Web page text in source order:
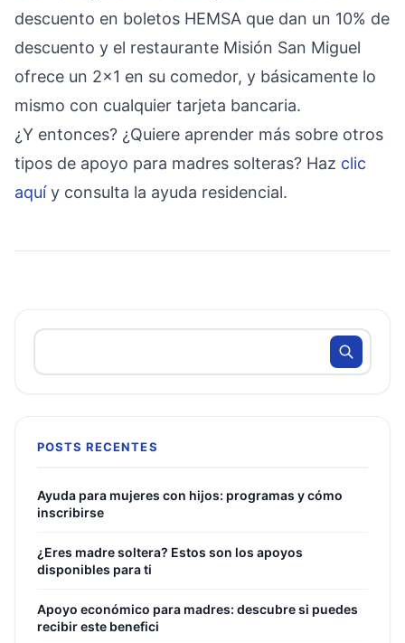
descuento en boletos HEMSA que dan un 10% de
descuento y el restaurante Misión San Miguel
ofrece un 2×1 en su comedor, y básicamente lo
mismo con cualquier tarjeta bancaria.
¿Y entonces? ¿Quiere aprender más sobre otros
tipos de apoyo para madres solteras? Haz clic
aquíy consulta la ayuda residencial.
POSTS RECENTES
Ayuda para mujeres con hijos: programas y cómo
inscribirse
¿Eres madre soltera? Estos son los apoyos
disponibles para ti
Apoyo económico para madres: descubre si puedes
recibir este benefici